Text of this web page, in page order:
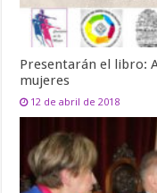
Presentarán el libro:
mujeres
12 de abril de 2018